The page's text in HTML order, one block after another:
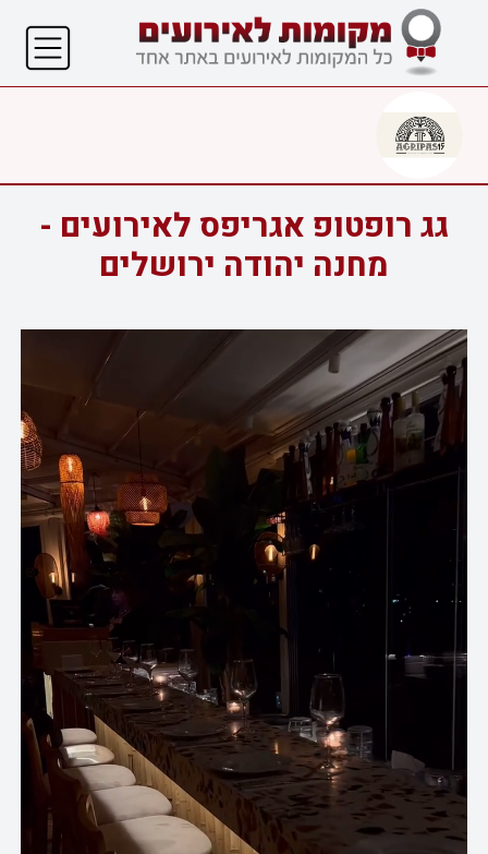
גג רופטופ אגריפס לאירועים -
מחנה יהודה ירושלים